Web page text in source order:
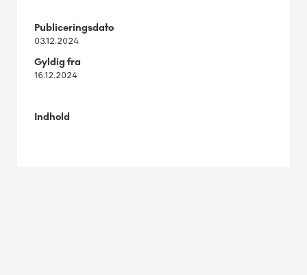
Publiceringsdato
03.12.2024
Gyldig fra
16.12.2024
Indhold